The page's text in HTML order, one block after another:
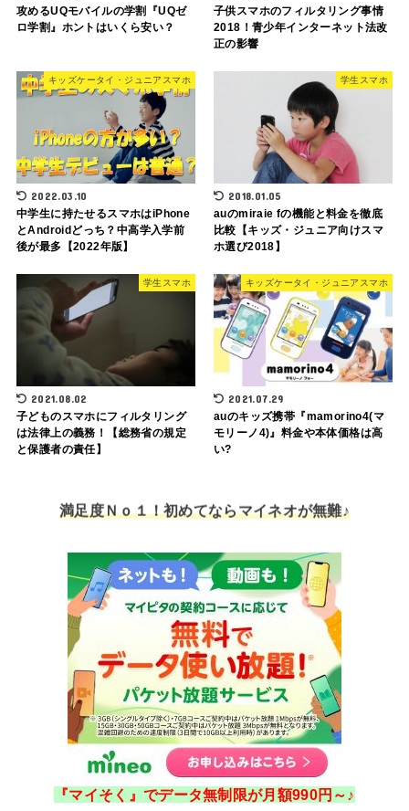
攻めるUQモバイルの学割『UQゼ
ロ学割』ホントはいくら安い？
子供スマホのフィルタリング事情
2018！青少年インターネット法改
正の影響
キッズケータイ・ジュニアスマホ
2022.03.10
中学生に持たせるスマホはiPhone
とAndroidどっち？中高学入学前
後が最多【2022年版】
学生スマホ
2018.01.05
auのmiraie fの機能と料金を徹底
比較【キッズ・ジュニア向けスマ
ホ選び2018】
学生スマホ
2021.08.02
子どものスマホにフィルタリング
は法律上の義務！【総務省の規定
と保護者の責任】
キッズケータイ・ジュニアスマホ
2021.07.29
auのキッズ携帯『mamorino4(マ
モリーノ4)』料金や本体価格は高
い?
満足度Ｎｏ１！初めてならマイネオが無難♪
『マイそく』でデータ無制限が月額990円～♪